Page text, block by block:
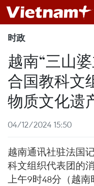
时政
越南“三山
合国教科文
物质文化遗
04/12/2024 15:50
越南通讯社驻法国
科文组织代表团的
上午9时48分（越南